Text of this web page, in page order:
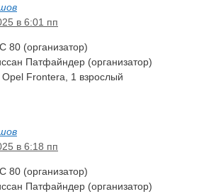
в 6:01 пп
80 (организатор)
Патфайндер (организатор)
Frontera, 1 взрослый
в 6:18 пп
80 (организатор)
Патфайндер (организатор)